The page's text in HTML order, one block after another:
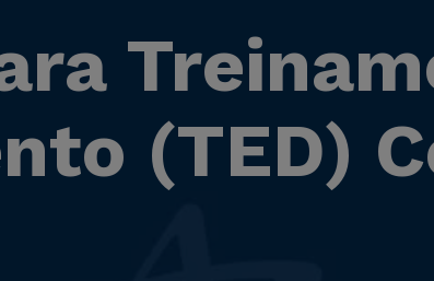
(TED)